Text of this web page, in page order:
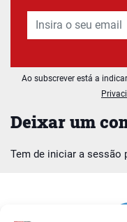
Deixar um
Tem de iniciar a sessão
Ao subscrever está a